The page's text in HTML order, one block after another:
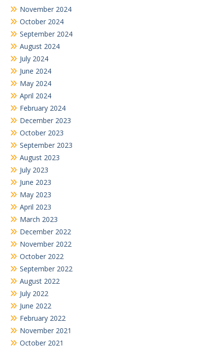
November 2024
October 2024
September 2024
August 2024
July 2024
June 2024
May 2024
April 2024
February 2024
December 2023
October 2023
September 2023
August 2023
July 2023
June 2023
May 2023
April 2023
March 2023
December 2022
November 2022
October 2022
September 2022
August 2022
July 2022
June 2022
February 2022
November 2021
October 2021